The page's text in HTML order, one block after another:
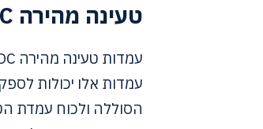
טעינה מהירה DC